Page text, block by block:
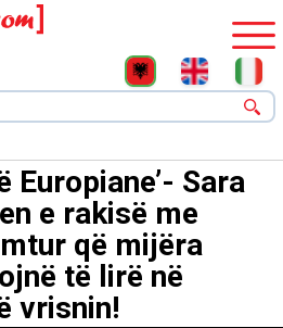
Europiane’- Sara
e rakisë me
që mijëra
të lirë në
vrisnin!